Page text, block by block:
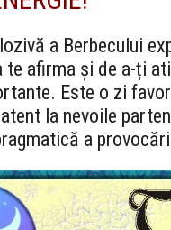
a Berbecului
te afirma și de a-ți
Este o zi
la nevoile
a